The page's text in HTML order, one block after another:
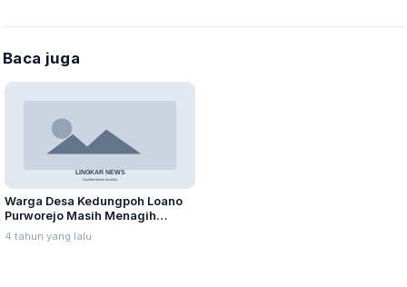
Baca juga
Warga Desa Kedungpoh Loano
Purworejo Masih Menagih
Tuntutan Kerugian Desa Sebesar
Rp 490 Juta
4 tahun yang lalu